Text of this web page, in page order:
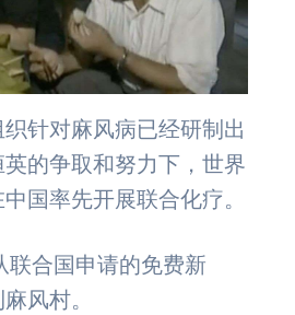
针对麻风病已经研制出
的争取和努力下，世界
国率先开展联合化疗。
联合国申请的免费新
风村。